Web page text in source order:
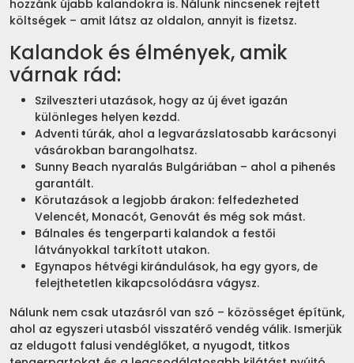
hozzánk újabb kalandokra is. Nálunk nincsenek rejtett
költségek – amit látsz az oldalon, annyit is fizetsz.
Kalandok és élmények, amik
várnak rád:
Szilveszteri utazások, hogy az új évet igazán
különleges helyen kezdd.
Adventi túrák, ahol a legvarázslatosabb karácsonyi
vásárokban barangolhatsz.
Sunny Beach nyaralás Bulgáriában – ahol a pihenés
garantált.
Körutazások a legjobb árakon: felfedezheted
Velencét, Monacót, Genovát és még sok mást.
Bálnales és tengerparti kalandok a festői
látványokkal tarkított utakon.
Egynapos hétvégi kirándulások, ha egy gyors, de
felejthetetlen kikapcsolódásra vágysz.
Nálunk nem csak utazásról van szó – közösséget építünk,
ahol az egyszeri utasból visszatérő vendég válik. Ismerjük
az eldugott falusi vendéglőket, a nyugodt, titkos